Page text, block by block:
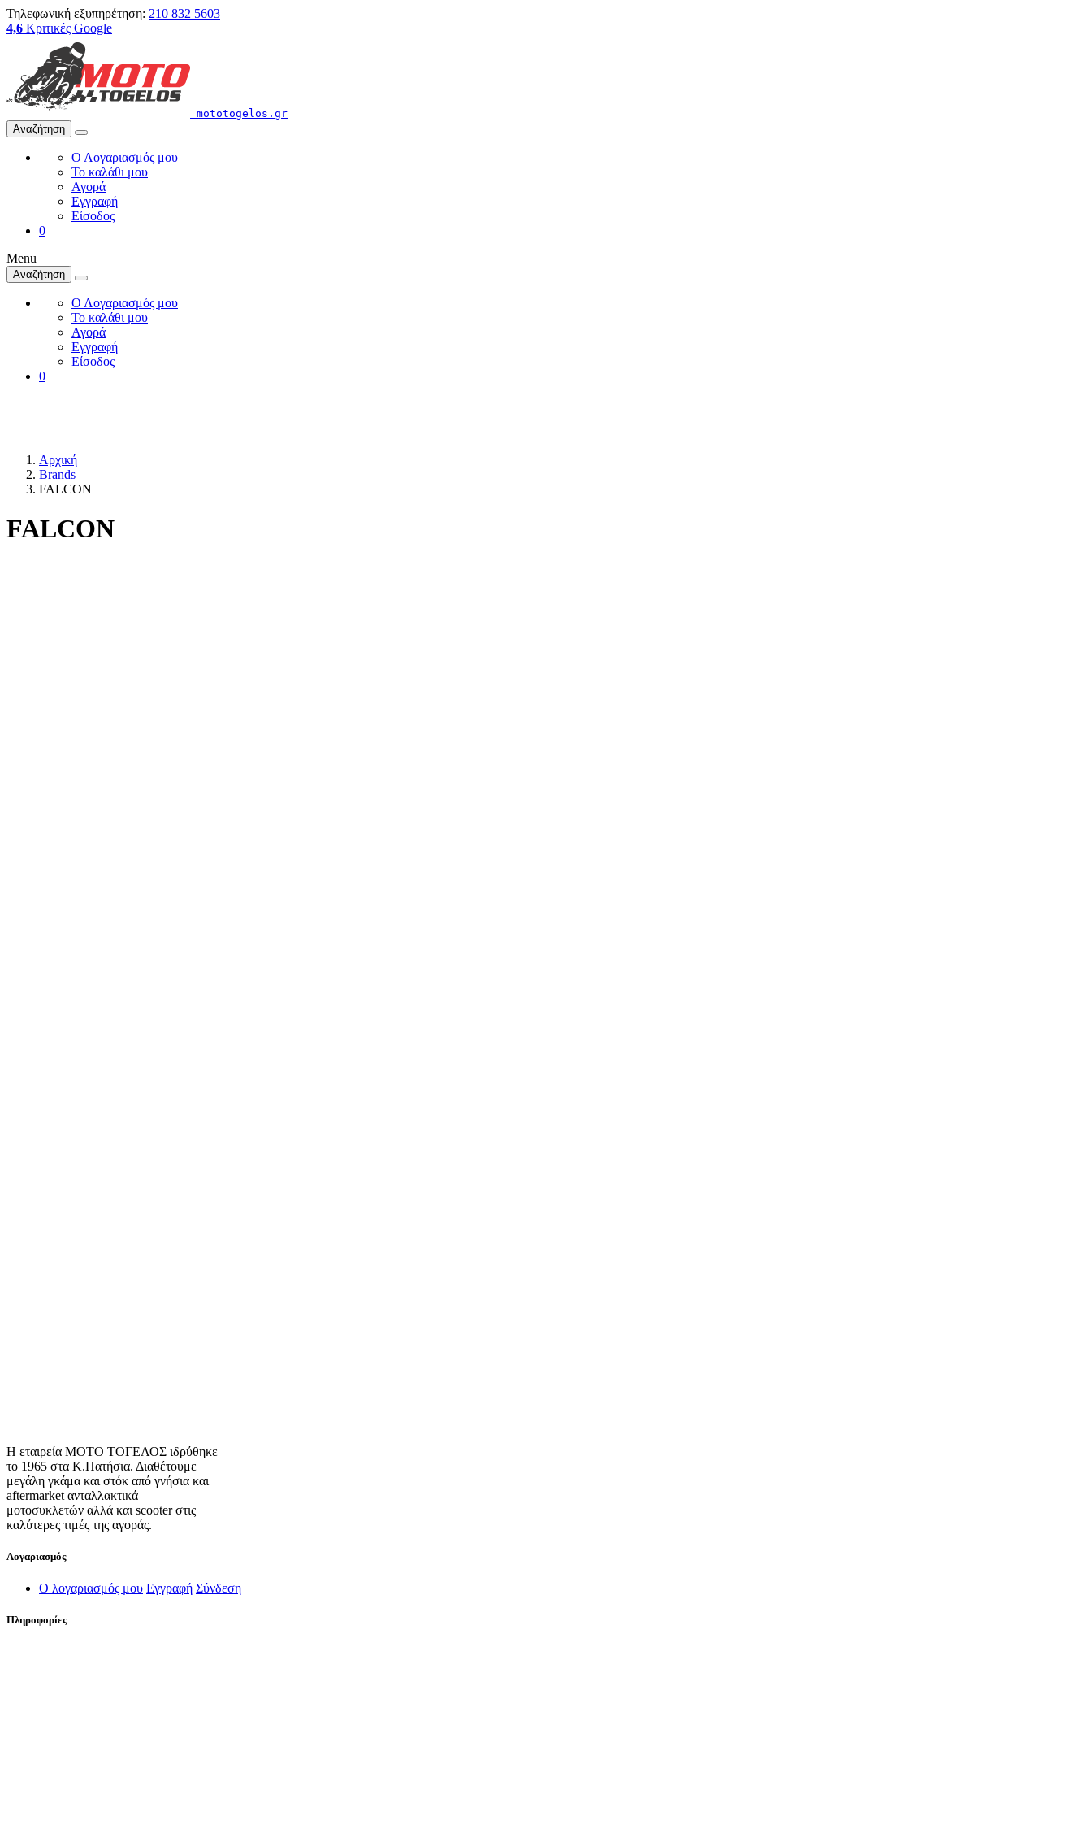
Τηλεφωνική εξυπηρέτηση: 210 832 5603
4,6 Κριτικές Google
mototogelos.gr
Αναζήτηση
Ο Λογαριασμός μου
Το καλάθι μου
Αγορά
Εγγραφή
Είσοδος
0
Menu
Αναζήτηση
Ο Λογαριασμός μου
Το καλάθι μου
Αγορά
Εγγραφή
Είσοδος
0
Αρχική
Brands
FALCON
FALCON
Η εταιρεία ΜΟΤΟ ΤΟΓΕΛΟΣ ιδρύθηκε
το 1965 στα Κ.Πατήσια. Διαθέτουμε
μεγάλη γκάμα και στόκ από γνήσια και
aftermarket ανταλλακτικά
μοτοσυκλετών αλλά και scooter στις
καλύτερες τιμές της αγοράς.
Λογαριασμός
Ο λογαριασμός μου Εγγραφή Σύνδεση
Πληροφορίες